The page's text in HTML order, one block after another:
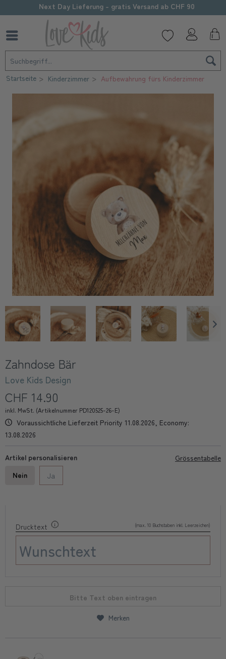
Sorgfältige Personalisierung
Startseite Kinderzimmer Aufbewahrung fürs Kinderzimmer
Zahndose Bär
Love Kids Design
CHF 14.90
inkl. MwSt. (Artikelnummer PD120525-26-E)
Voraussichtliche Lieferzeit Priority 11.08.2026, Economy:
13.08.2026
Grössentabelle
Artikel personalisieren
Nein
Ja
Drucktext (max. 10 Buchstaben inkl. Leerzeichen)
Bitte Text oben eintragen
Merken